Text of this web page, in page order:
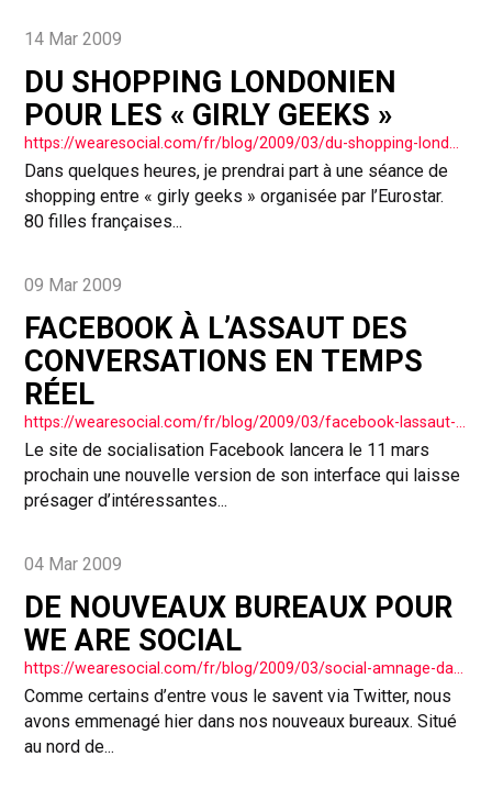
14 Mar 2009
DU SHOPPING LONDONIEN
POUR LES « GIRLY GEEKS »
https://wearesocial.com/fr/blog/2009/03/du-shopping-londonien-pour-les-girly-geeks/
Dans quelques heures, je prendrai part à une séance de
shopping entre « girly geeks » organisée par l’Eurostar.
80 filles françaises...
09 Mar 2009
FACEBOOK À L’ASSAUT DES
CONVERSATIONS EN TEMPS
RÉEL
https://wearesocial.com/fr/blog/2009/03/facebook-lassaut-des-conversations-en-temps-rel/
Le site de socialisation Facebook lancera le 11 mars
prochain une nouvelle version de son interface qui laisse
présager d’intéressantes...
04 Mar 2009
DE NOUVEAUX BUREAUX POUR
WE ARE SOCIAL
https://wearesocial.com/fr/blog/2009/03/social-amnage-dans-de-nouveaux-bureaux/
Comme certains d’entre vous le savent via Twitter, nous
avons emmenagé hier dans nos nouveaux bureaux. Situé
au nord de...